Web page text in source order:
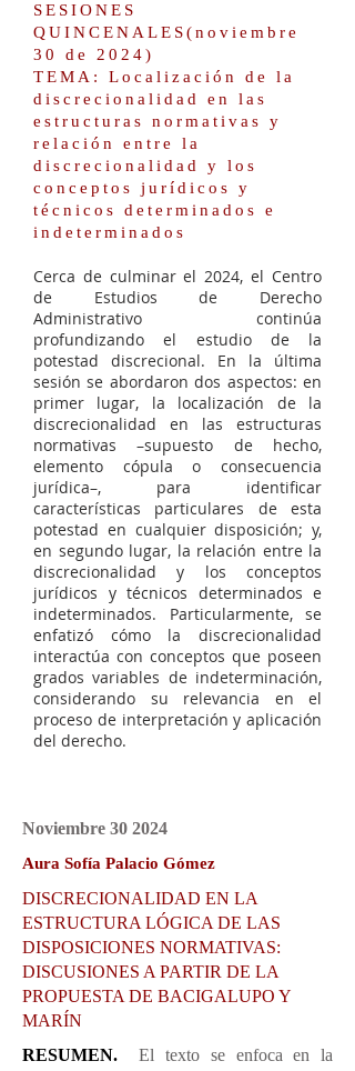
SESIONES
QUINCENALES(noviembre
30 de 2024)
TEMA: Localización de la
discrecionalidad en las
estructuras normativas y
relación entre la
discrecionalidad y los
conceptos jurídicos y
técnicos determinados e
indeterminados
Cerca de culminar el 2024, el Centro
de Estudios de Derecho
Administrativo continúa
profundizando el estudio de la
potestad discrecional. En la última
sesión se abordaron dos aspectos: en
primer lugar, la localización de la
discrecionalidad en las estructuras
normativas –supuesto de hecho,
elemento cópula o consecuencia
jurídica–, para identificar
características particulares de esta
potestad en cualquier disposición; y,
en segundo lugar, la relación entre la
discrecionalidad y los conceptos
jurídicos y técnicos determinados e
indeterminados. Particularmente, se
enfatizó cómo la discrecionalidad
interactúa con conceptos que poseen
grados variables de indeterminación,
considerando su relevancia en el
proceso de interpretación y aplicación
del derecho.
Noviembre 30 2024
Aura Sofía Palacio Gómez
DISCRECIONALIDAD EN LA
ESTRUCTURA LÓGICA DE LAS
DISPOSICIONES NORMATIVAS:
DISCUSIONES A PARTIR DE LA
PROPUESTA DE BACIGALUPO Y
MARÍN
RESUMEN.
El texto se enfoca en la